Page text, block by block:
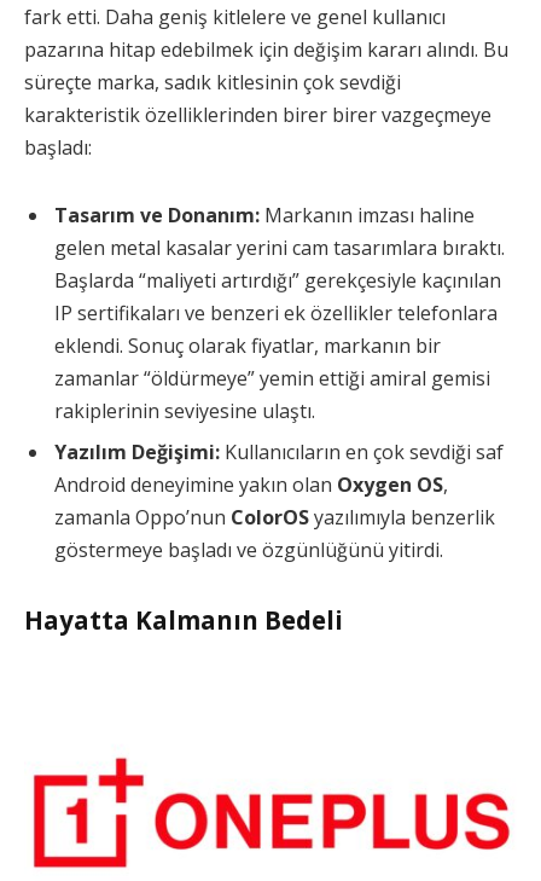
fark etti. Daha geniş kitlelere ve genel kullanıcı
pazarına hitap edebilmek için değişim kararı alındı. Bu
süreçte marka, sadık kitlesinin çok sevdiği
karakteristik özelliklerinden birer birer vazgeçmeye
başladı:
Tasarım ve Donanım: Markanın imzası haline
gelen metal kasalar yerini cam tasarımlara bıraktı.
Başlarda “maliyeti artırdığı” gerekçesiyle kaçınılan
IP sertifikaları ve benzeri ek özellikler telefonlara
eklendi. Sonuç olarak fiyatlar, markanın bir
zamanlar “öldürmeye” yemin ettiği amiral gemisi
rakiplerinin seviyesine ulaştı.
Yazılım Değişimi: Kullanıcıların en çok sevdiği saf
Android deneyimine yakın olan Oxygen OS,
zamanla Oppo’nun ColorOSyazılımıyla benzerlik
göstermeye başladı ve özgünlüğünü yitirdi.
Hayatta Kalmanın Bedeli